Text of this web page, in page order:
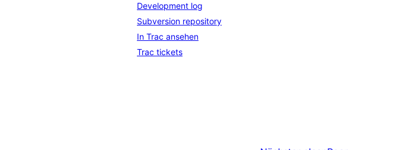
Development log
Subversion repository
In Trac ansehen
Trac tickets